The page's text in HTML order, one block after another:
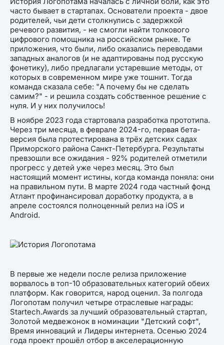
часто бывает в стартапах. Основатели проекта - двое
родителей, чьи дети столкнулись с задержкой
речевого развития, - не смогли найти толкового
цифрового помощника на российском рынке. Те
приложения, что были, либо оказались переводами
западных аналогов (и не адаптированы под русскую
фонетику), либо предлагали устаревшие методы, от
которых в современном мире уже тошнит. Тогда
команда сказала себе: "А почему бы не сделать
самим?" - и решила создать собственное решение с
нуля. И у них получилось!
В ноябре 2023 года стартовала разработка прототипа.
Через три месяца, в феврале 2024-го, первая бета-
версия была протестирована в трёх детских садах
Приморского района Санкт-Петербурга. Результаты
превзошли все ожидания - 92% родителей отметили
прогресс у детей уже через месяц. Это был
настоящий момент истины, когда команда поняла: они
на правильном пути. В марте 2024 года частный фонд
Атлант профинансировал доработку продукта, а в
апреле состоялся полноценный релиз на iOS и
Android.
В первые же недели после релиза приложение
ворвалось в топ-10 образовательных категорий обеих
платформ. Как говорится, народ оценил. За полгода
Логопотам получил четыре отраслевые награды:
Startech.Awards за лучший образовательный стартап,
Золотой медвежонок в номинации "Детский софт",
Время инноваций и Лидеры интернета. Осенью 2024
года проект прошёл отбор в акселерационную